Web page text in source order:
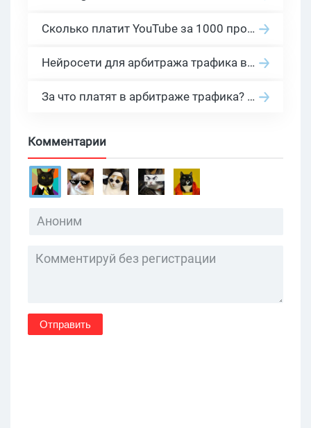
Сколько платит YouTube за 1000 просмотров в 2026: реальные цифры от 0.5 до 36 USD по ГЕО
Нейросети для арбитража трафика в 2026: инструменты, кейсы и AI-медиабайеры
За что платят в арбитраже трафика? 30 моделей оплаты в бурж и СНГ партнерках
Комментарии
Отправить